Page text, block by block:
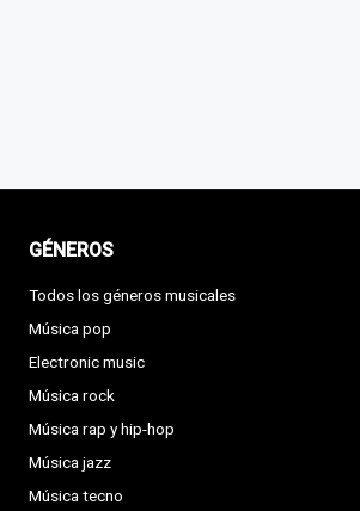
GÉNEROS
Todos los géneros musicales
Música pop
Electronic music
Música rock
Música rap y hip-hop
Música jazz
Música tecno